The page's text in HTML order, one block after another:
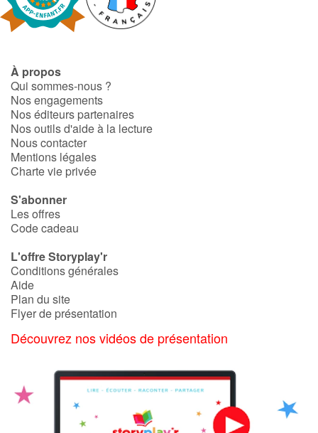
À propos
Qui sommes-nous ?
Nos engagements
Nos éditeurs partenaires
Nos outils d'aide à la lecture
Nous contacter
Mentions légales
Charte vie privée
S'abonner
Les offres
Code cadeau
L'offre Storyplay'r
Conditions générales
Aide
Plan du site
Flyer de présentation
Découvrez nos vidéos de présentation